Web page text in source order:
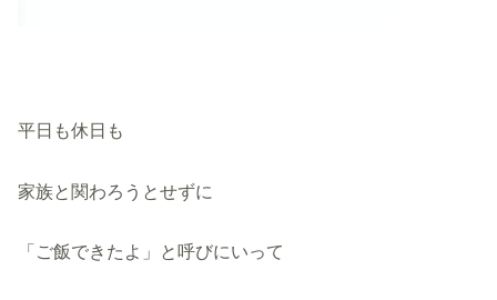
平日も休日も
家族と関わろうとせずに
「ご飯できたよ」と呼びにいって